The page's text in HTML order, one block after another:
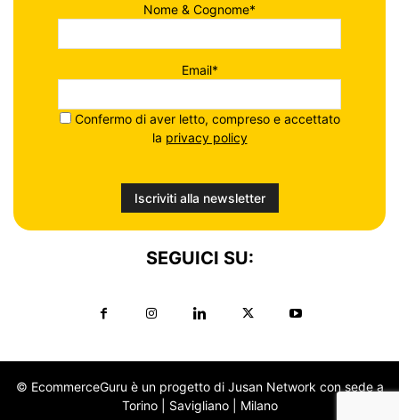
Nome & Cognome*
Email*
Confermo di aver letto, compreso e accettato
la privacy policy
SEGUICI SU:
© EcommerceGuru è un progetto di Jusan Network con sede a
Torino | Savigliano | Milano